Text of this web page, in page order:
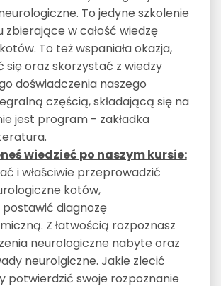
To jedyne szkolenie
zbierające w całość wiedzę
To też wspaniała okazja,
oraz skorzystać z wiedzy
doświadczenia naszego
częścią, składającą się na
jest program - zakładka
wiedzieć po naszym kursie:
i właściwie przeprowadzić
kotów,
diagnozę
Z łatwością rozpoznasz
neurologiczne nabyte oraz
neurolgiczne. Jakie zlecić
potwierdzić swoje rozpoznanie